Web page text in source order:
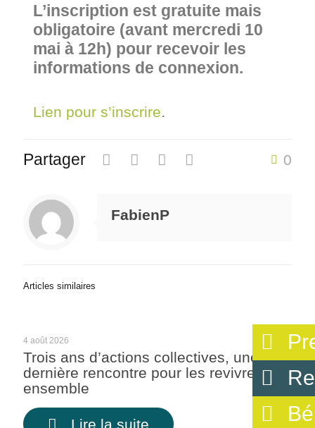
L’inscription est gratuite mais
obligatoire (avant mercredi 10
mai à 12h) pour recevoir les
informations de connexion.
Lien pour s’inscrire.
Partager 0
FabienP
Articles similaires
4 août 2026
Trois ans d’actions collectives, une
dernière rencontre pour les revivre
ensemble
Lire la suite